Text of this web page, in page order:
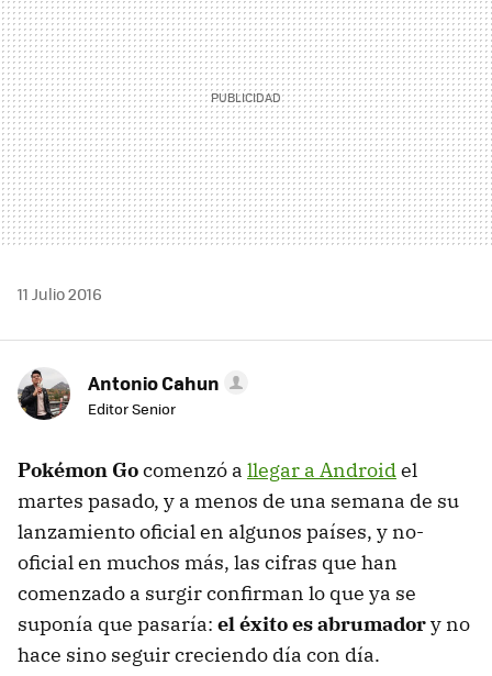
11 Julio 2016
Antonio Cahun
Editor Senior
Pokémon Gocomenzó a llegar a Androidel
martes pasado, y a menos de una semana de su
lanzamiento oficial en algunos países, y no-
oficial en muchos más, las cifras que han
comenzado a surgir confirman lo que ya se
suponía que pasaría: el éxito es abrumadory no
hace sino seguir creciendo día con día.